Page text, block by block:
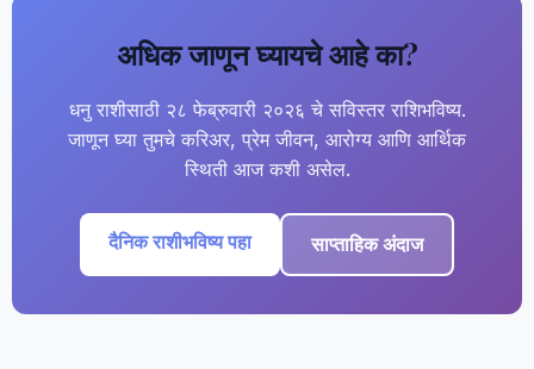
अधिक जाणून घ्यायचे आहे का?
धनु राशीसाठी २८ फेब्रुवारी २०२६ चे सविस्तर राशिभविष्य.
जाणून घ्या तुमचे करिअर, प्रेम जीवन, आरोग्य आणि आर्थिक
स्थिती आज कशी असेल.
दैनिक राशीभविष्य पहा साप्ताहिक अंदाज